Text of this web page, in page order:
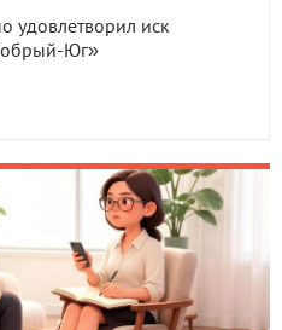
удовлетворил иск
Юг»